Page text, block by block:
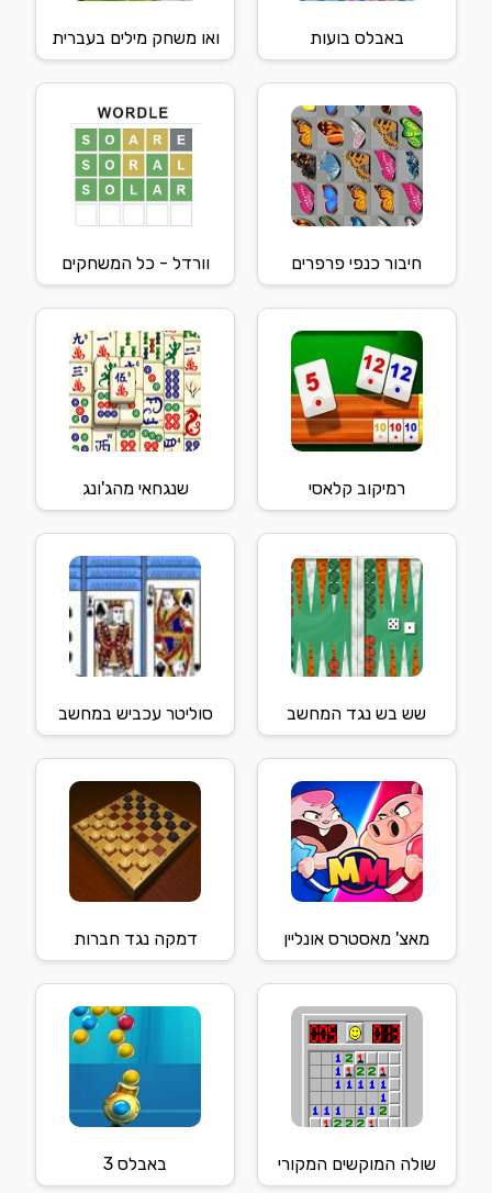
באבלס בועות ואו משחק מילים בעברית
חיבור כנפי פרפרים וורדל - כל המשחקים
רמיקוב קלאסי שנגחאי מהג'ונג
שש בש נגד המחשב סוליטר עכביש במחשב
מאצ' מאסטרס אונליין דמקה נגד חברות
שולה המוקשים המקורי באבלס 3